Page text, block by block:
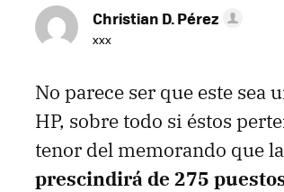
Christian D. Pérez
xxx
No parece ser que este sea
HP, sobre todo si éstos
tenor del memorando que
prescindirá de 275